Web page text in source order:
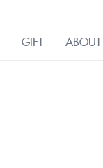
GIFT ABOUT